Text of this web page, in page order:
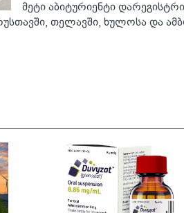
მეტი აბიტურიენტი
თელავში, ხულოსა და